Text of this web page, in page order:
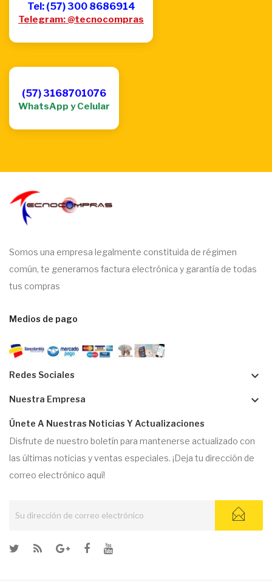
Tel: (57) 300 8686914
Telegram: @tecnocompras
(57) 3168701076
WhatsApp y Celular
Somos una empresa legalmente constituida de régimen
común, te generamos factura electrónica y garantía de todas
tus compras
Medios de pago
Redes Sociales keyboard_arrow_down
Nuestra Empresa keyboard_arrow_down
Únete A Nuestras Noticias Y Actualizaciones
Disfrute de nuestro boletín para mantenerse actualizado con
las últimas noticias y ventas especiales. ¡Deja tu dirección de
correo electrónico aquí!